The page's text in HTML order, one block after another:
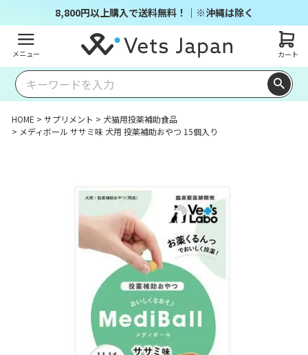
8,800円以上購入で送料無料！｜※沖縄は除く
メニュー カート
HOME サプリメント
犬猫用投薬補助食品
メディボール ササミ味 犬用 投薬補助おやつ 15個入り